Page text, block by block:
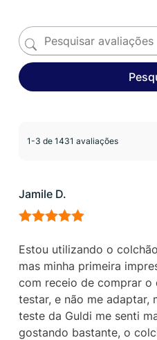
1-3 de 1431 avaliações
Jamile D.
de 5
Estou utilizando o
mas minha primeira
com receio de comprar o
testar, e não me adaptar,
teste da Guldi me senti
gostando bastante, o